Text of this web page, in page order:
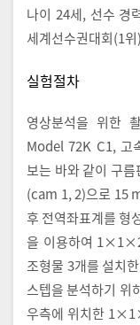
나이 24세, 선수 경
세계선수권대회(1
실험절차
영상분석을 위한
Model 72K C1, 고
보는 바와 같이 구
(cam 1, 2)으로 15
후 전역좌표계를
을 이용하여
조형물 3개를 설치
스텝을 분석하기
우측에 위치한